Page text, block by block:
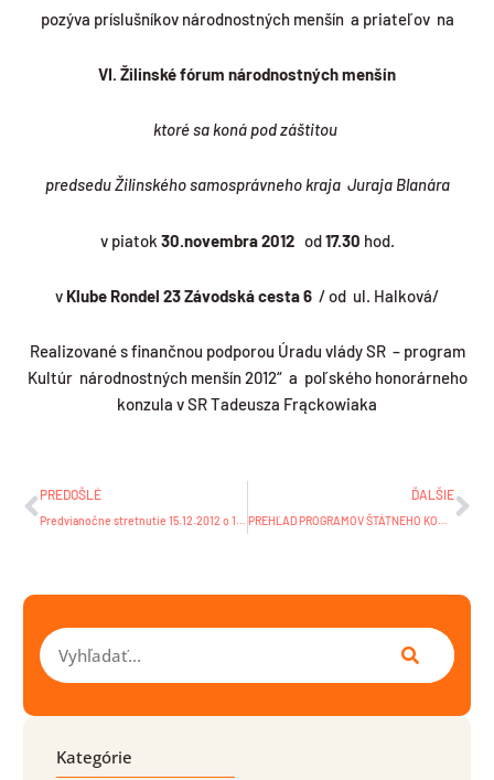
pozýva príslušníkov národnostných menšín a priateľov na
VI. Žilinskéfórum národnostných menšín
ktoré sa koná pod záštitou
predsedu Žilinského samosprávneho kraja Juraja Blanára
v piatok 30.novembra 2012 od17.30 hod.
v Klube Rondel 23Závodská cesta 6 / od ul. Halková/
Realizované s finančnou podporou Úradu vlády SR – program
Kultúr národnostných menšín 2012“ a poľského honorárneho
konzula v SR Tadeusza Frąckowiaka
PREDOŠLÉ
Predvianočne stretnutie 15.12.2012 o 13.00 v Poľskiej Skole v Ziline
ĎALŠIE
PREHĽAD PROGRAMOV ŠTÁTNEHO KOMORNÉHO ORCHESTRA ŽILINA Dom umenia Fatra v Žiline – DECEMBER 2012
Vyhľadať
Kategórie